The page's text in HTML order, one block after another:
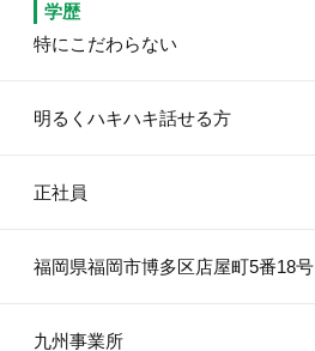
学歴
特にこだわらない
明るくハキハキ話せる方
正社員
福岡県福岡市博多区店屋町5番18号
九州事業所